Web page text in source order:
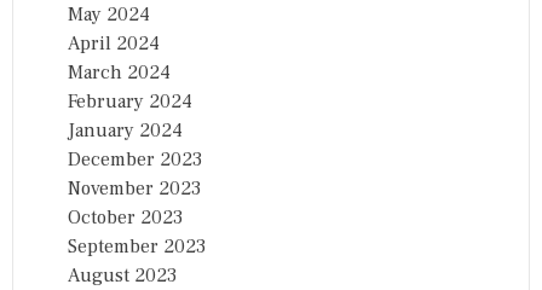
May 2024
April 2024
March 2024
February 2024
January 2024
December 2023
November 2023
October 2023
September 2023
August 2023